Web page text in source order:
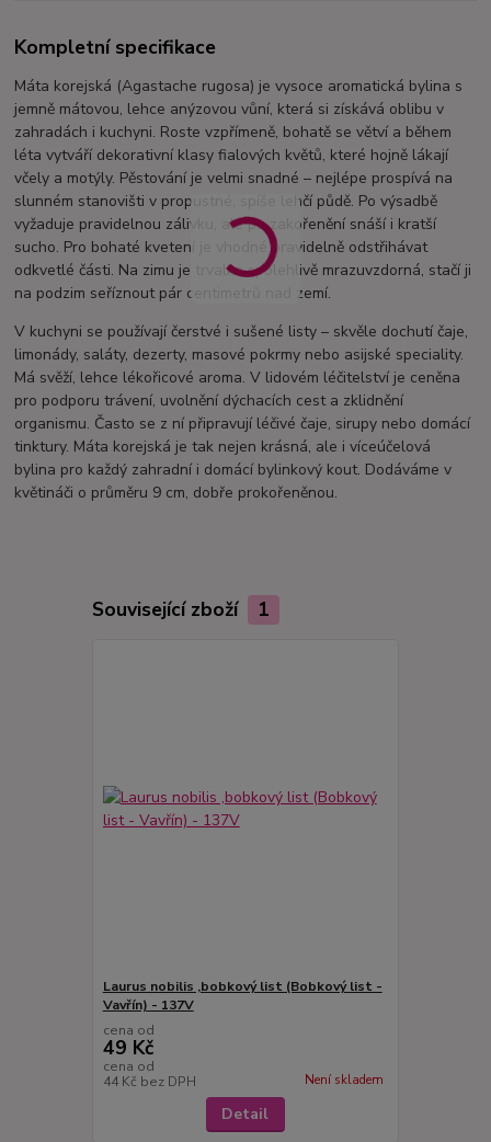
Kompletní specifikace
Máta korejská (Agastache rugosa) je vysoce aromatická bylina s
jemně mátovou, lehce anýzovou vůní, která si získává oblibu v
zahradách i kuchyni. Roste vzpřímeně, bohatě se větví a během
léta vytváří dekorativní klasy fialových květů, které hojně lákají
včely a motýly. Pěstování je velmi snadné – nejlépe prospívá na
slunném stanovišti v propustné, spíše lehčí půdě. Po výsadbě
vyžaduje pravidelnou zálivku, ale po zakořenění snáší i kratší
sucho. Pro bohaté kvetení je vhodné pravidelně odstřihávat
odkvetlé části. Na zimu je trvalka spolehlivě mrazuvzdorná, stačí ji
na podzim seříznout pár centimetrů nad zemí.
V kuchyni se používají čerstvé i sušené listy – skvěle dochutí čaje,
limonády, saláty, dezerty, masové pokrmy nebo asijské speciality.
Má svěží, lehce lékořicové aroma. V lidovém léčitelství je ceněna
pro podporu trávení, uvolnění dýchacích cest a zklidnění
organismu. Často se z ní připravují léčivé čaje, sirupy nebo domácí
tinktury. Máta korejská je tak nejen krásná, ale i víceúčelová
bylina pro každý zahradní i domácí bylinkový kout. Dodáváme v
květináči o průměru 9 cm, dobře prokořeněnou.
Související zboží 1
Laurus nobilis ,bobkový list (Bobkový list -
Vavřín) - 137V
cena od
49 Kč
cena od
44 Kč bez DPH Není skladem
Detail